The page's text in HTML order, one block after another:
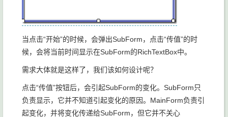
当点击“开始”的时候，会弹出SubForm，点击“传值”的时
候，会将当前时间显示在SubForm的RichTextBox中。
需求大体就是这样了，我们该如何设计呢？
点击“传值”按钮后，会引起SubForm的变化。SubForm只
负责显示，它并不知道引起变化的原因。MainForm负责引
起变化，并将变化传递给SubForm，但它并不关心